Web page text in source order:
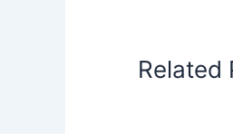
Related